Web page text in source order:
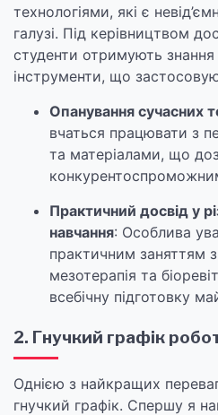
технологіями, які є
галузі. Під керівництвом
студенти отримують знання
інструменти, що
Опанування сучасних
вчаться працювати з
та матеріалами, що
Практичний досвід у
навчання: Особлива
практичним заняттям
мезотерапія та
всебічну підготовку
2. Гнучкий графік
Однією з найкращих
гнучкий графік. Спершу я